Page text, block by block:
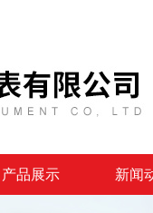
产品展示 新闻